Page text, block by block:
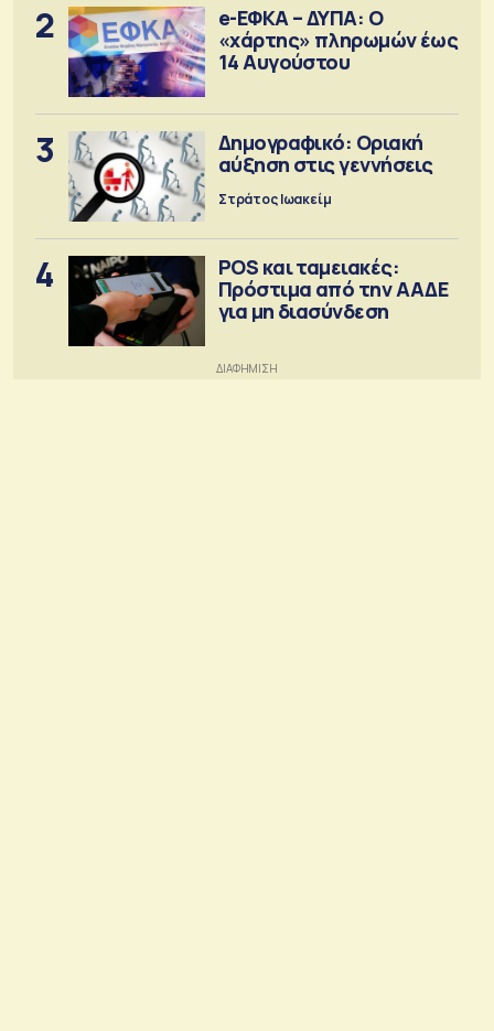
2
e-ΕΦΚΑ – ΔΥΠΑ: Ο
«χάρτης» πληρωμών έως
14 Αυγούστου
3
Δημογραφικό: Οριακή
αύξηση στις γεννήσεις
Στράτος Ιωακείμ
4
POS και ταμειακές:
Πρόστιμα από την ΑΑΔΕ
για μη διασύνδεση